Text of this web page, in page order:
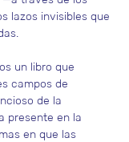
lazos invisibles que
un libro que
campos de
de la
presente en la
en que las